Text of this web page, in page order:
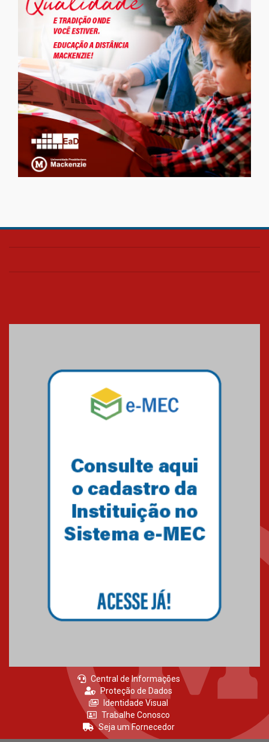
Central de Informações
Proteção de Dados
Identidade Visual
Trabalhe Conosco
Seja um Fornecedor